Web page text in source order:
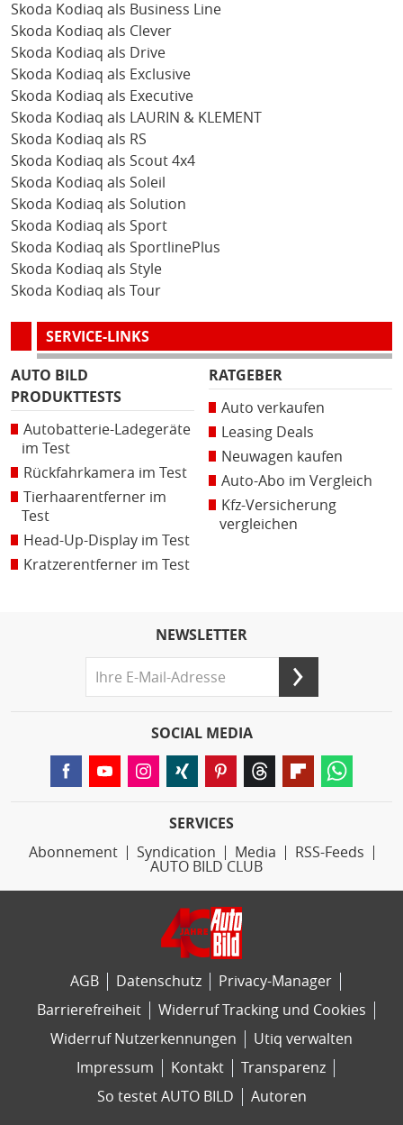
Skoda Kodiaq als Business Line
Skoda Kodiaq als Clever
Skoda Kodiaq als Drive
Skoda Kodiaq als Exclusive
Skoda Kodiaq als Executive
Skoda Kodiaq als LAURIN & KLEMENT
Skoda Kodiaq als RS
Skoda Kodiaq als Scout 4x4
Skoda Kodiaq als Soleil
Skoda Kodiaq als Solution
Skoda Kodiaq als Sport
Skoda Kodiaq als SportlinePlus
Skoda Kodiaq als Style
Skoda Kodiaq als Tour
SERVICE-LINKS
AUTO BILD
PRODUKTTESTS
Autobatterie-Ladegeräte
im Test
Rückfahrkamera im Test
Tierhaarentferner im
Test
Head-Up-Display im Test
Kratzerentferner im Test
RATGEBER
Auto verkaufen
Leasing Deals
Neuwagen kaufen
Auto-Abo im Vergleich
Kfz-Versicherung
vergleichen
NEWSLETTER
SOCIAL MEDIA
SERVICES
Abonnement
Syndication Media
RSS-Feeds
AUTO BILD CLUB
AGB Datenschutz
Privacy-Manager
Barrierefreiheit
Widerruf Tracking und Cookies
Widerruf Nutzerkennungen
Utiq verwalten
Impressum
Kontakt
Transparenz
So testet AUTO BILD
Autoren